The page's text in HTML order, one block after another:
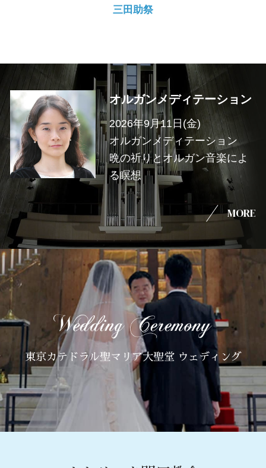
三田助祭
オルガンメディテーション
2026年9月11日(金)
オルガンメディテーション
晩の祈りとオルガン音楽によ
る瞑想
MORE
東京カテドラル聖マリア大聖堂 ウェディング